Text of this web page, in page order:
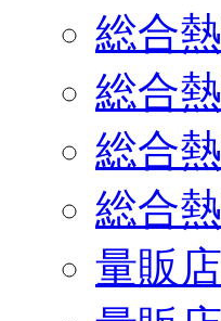
総合
総合
総合
総合
量販店